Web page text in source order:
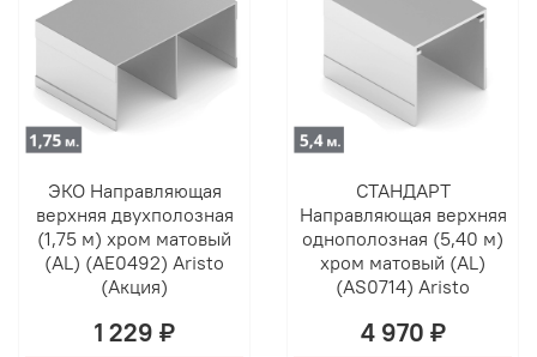
Индивидуальный подход:
Работаем строго по
вашим размерам и эскизам.
Гарантия качества:
Используем только
оригинальные комплектующие Aristo и Egger.
ЭКО Направляющая
верхняя двухполозная
(1,75 м) хром матовый
(AL) (AE0492) Aristo
(Акция)
1 229 ₽
СТАНДАРТ
Направляющая верхняя
однополозная (5,40 м)
хром матовый (AL)
(AS0714) Aristo
4 970 ₽